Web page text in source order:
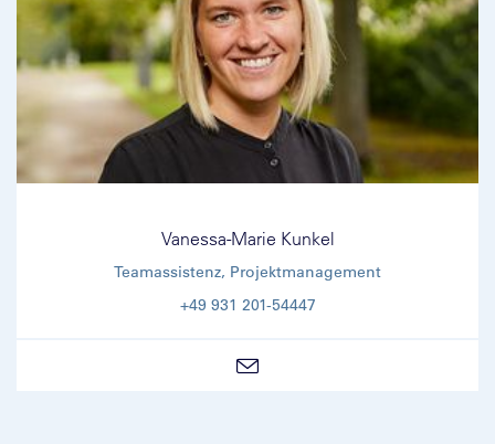
Vanessa-Marie Kunkel
Teamassistenz, Projektmanagement
+49 931 201-54447